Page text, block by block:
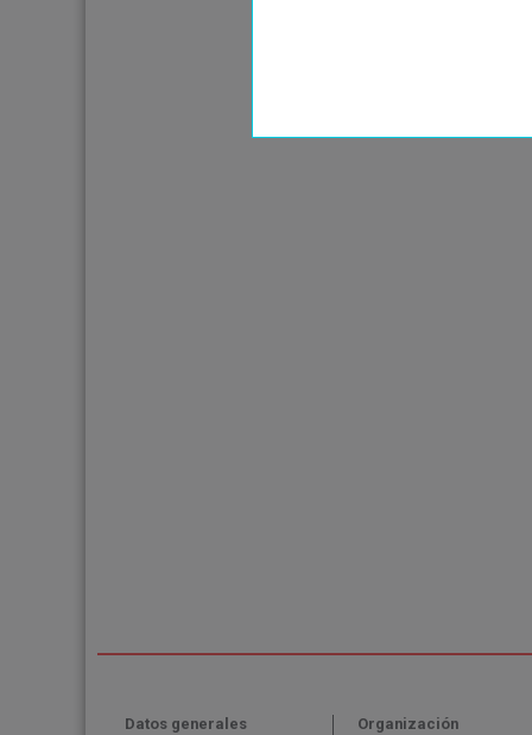
Datos generales Organización